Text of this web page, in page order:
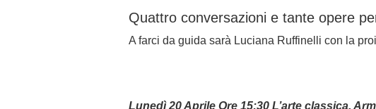
Quattro conversazioni e tante opere
A farci da guida sarà Luciana Ruffinelli con la
Lunedì 20 Aprile Ore 15:30 L’arte classica.